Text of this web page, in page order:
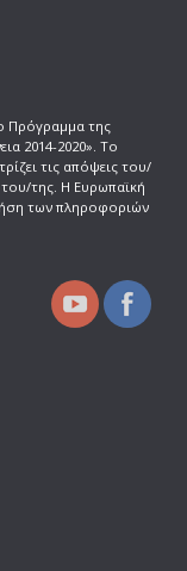
Πρόγραμμα της
2014-2020». Το
τις απόψεις του/
του/της. Η Ευρωπαϊκή
των πληροφοριών